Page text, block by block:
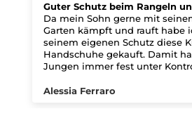
Guter Schutz beim Rangeln
Da mein Sohn gerne mit
Garten kämpft und rauft habe
seinem eigenen Schutz diese
Handschuhe gekauft. Damit
Jungen immer fest unter
Hände. Auch wenn er dem
Alessia Ferraro